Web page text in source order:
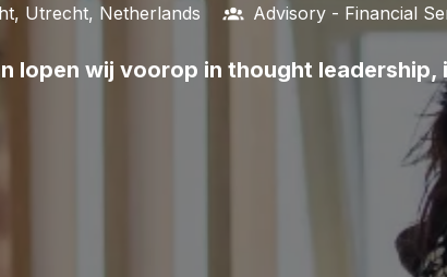
, Utrecht, Netherlands Advisory - Financial
lopen wij voorop in thought